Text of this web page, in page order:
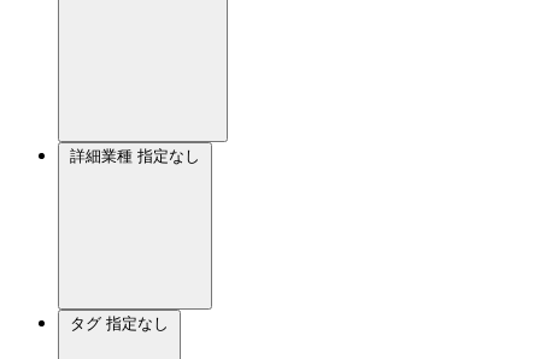
詳細業種 指定なし
タグ 指定なし